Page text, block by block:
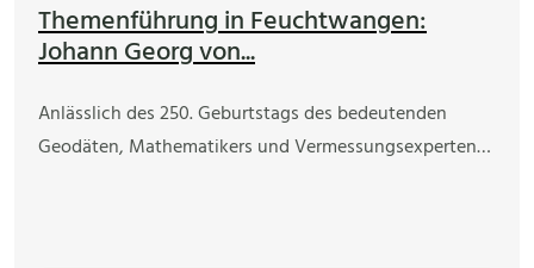
Themenführung in Feuchtwangen:
Johann Georg von...
Anlässlich des 250. Geburtstags des bedeutenden
Geodäten, Mathematikers und Vermessungsexperten…